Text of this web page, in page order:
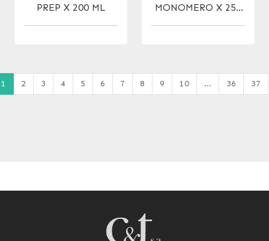
PREP X 200 ML
MONOMERO X 250
ML
1 2 3 4 5 6 7 8 9 10 ... 36 37